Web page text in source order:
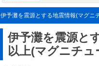
伊予灘を震源とする地震情報(マグニ
伊予灘を震源と
以上(マグニチュ